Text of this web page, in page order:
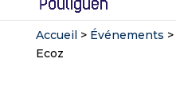
Accueil> Événements >
Ecoz